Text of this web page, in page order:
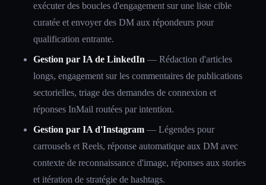
exécuter des boucles d'engagement sur une liste cible
curatée et envoyer des DM aux répondeurs pour
qualification entrante.
Gestion par IA de LinkedIn — Rédaction d'articles
longs, engagement sur les commentaires de publications
sectorielles, triage des demandes de connexion et
réponses InMail routées par intention.
Gestion par IA d'Instagram — Légendes pour
carrousels et Reels, réponse automatique aux DM avec
contexte de reconnaissance d'image, réponses aux stories
et itération de stratégie de hashtags.